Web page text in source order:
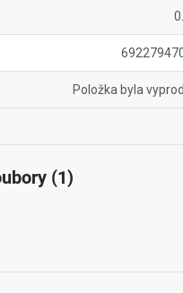
Položka byla
(1)